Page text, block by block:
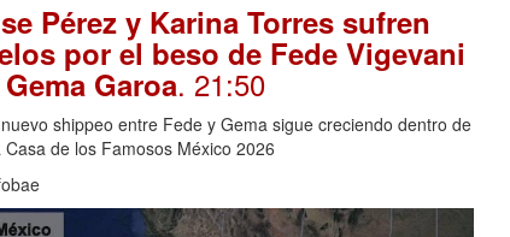
Pérez y Karina Torres sufren
por el beso de Fede Vigevani
Garoa. 21:50
shippeo entre Fede y Gema sigue creciendo dentro de
Casa de los Famosos México 2026